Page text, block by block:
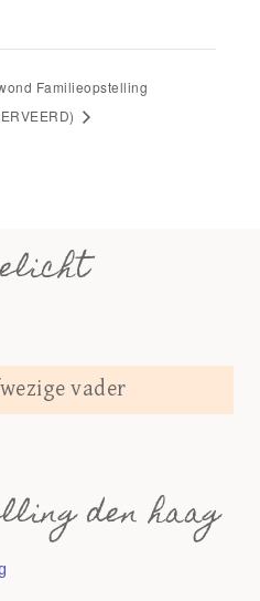
Familieopstelling
vader
den haag